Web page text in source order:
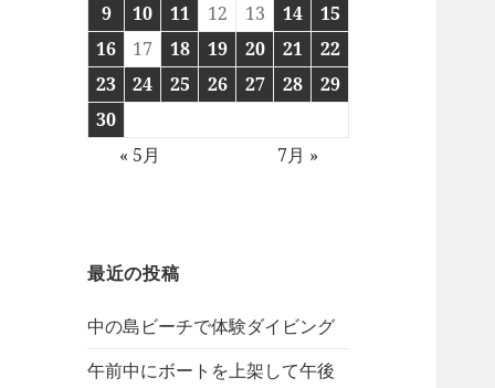
9
10 11 12 13 14
15
16
17 18 19 20 21
22
23
24 25 26 27 28
29
30
« 5月
7月 »
最近の投稿
中の島ビーチで体験ダイビング
午前中にボートを上架して午後